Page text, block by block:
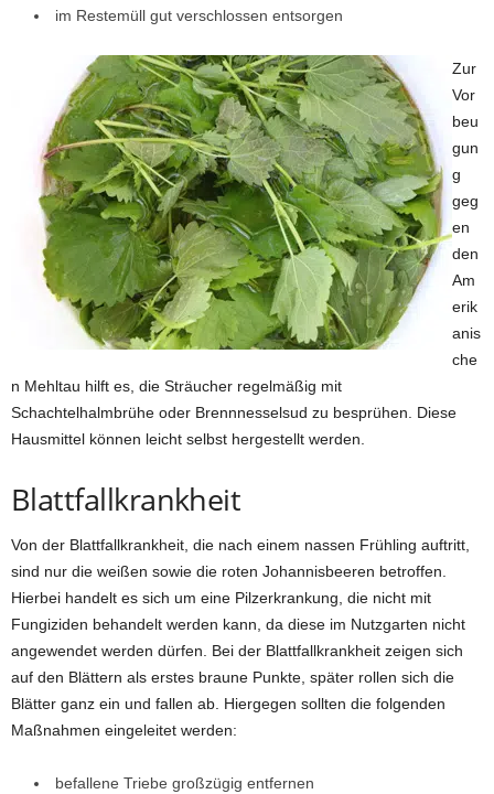
im Restemüll gut verschlossen entsorgen
Zur
Vor
beu
gun
g
geg
en
den
Am
erik
anis
che
n Mehltau hilft es, die Sträucher regelmäßig mit
Schachtelhalmbrühe oder Brennnesselsud zu besprühen. Diese
Hausmittel können leicht selbst hergestellt werden.
Blattfallkrankheit
Von der Blattfallkrankheit, die nach einem nassen Frühling auftritt,
sind nur die weißen sowie die roten Johannisbeeren betroffen.
Hierbei handelt es sich um eine Pilzerkrankung, die nicht mit
Fungiziden behandelt werden kann, da diese im Nutzgarten nicht
angewendet werden dürfen. Bei der Blattfallkrankheit zeigen sich
auf den Blättern als erstes braune Punkte, später rollen sich die
Blätter ganz ein und fallen ab. Hiergegen sollten die folgenden
Maßnahmen eingeleitet werden:
befallene Triebe großzügig entfernen